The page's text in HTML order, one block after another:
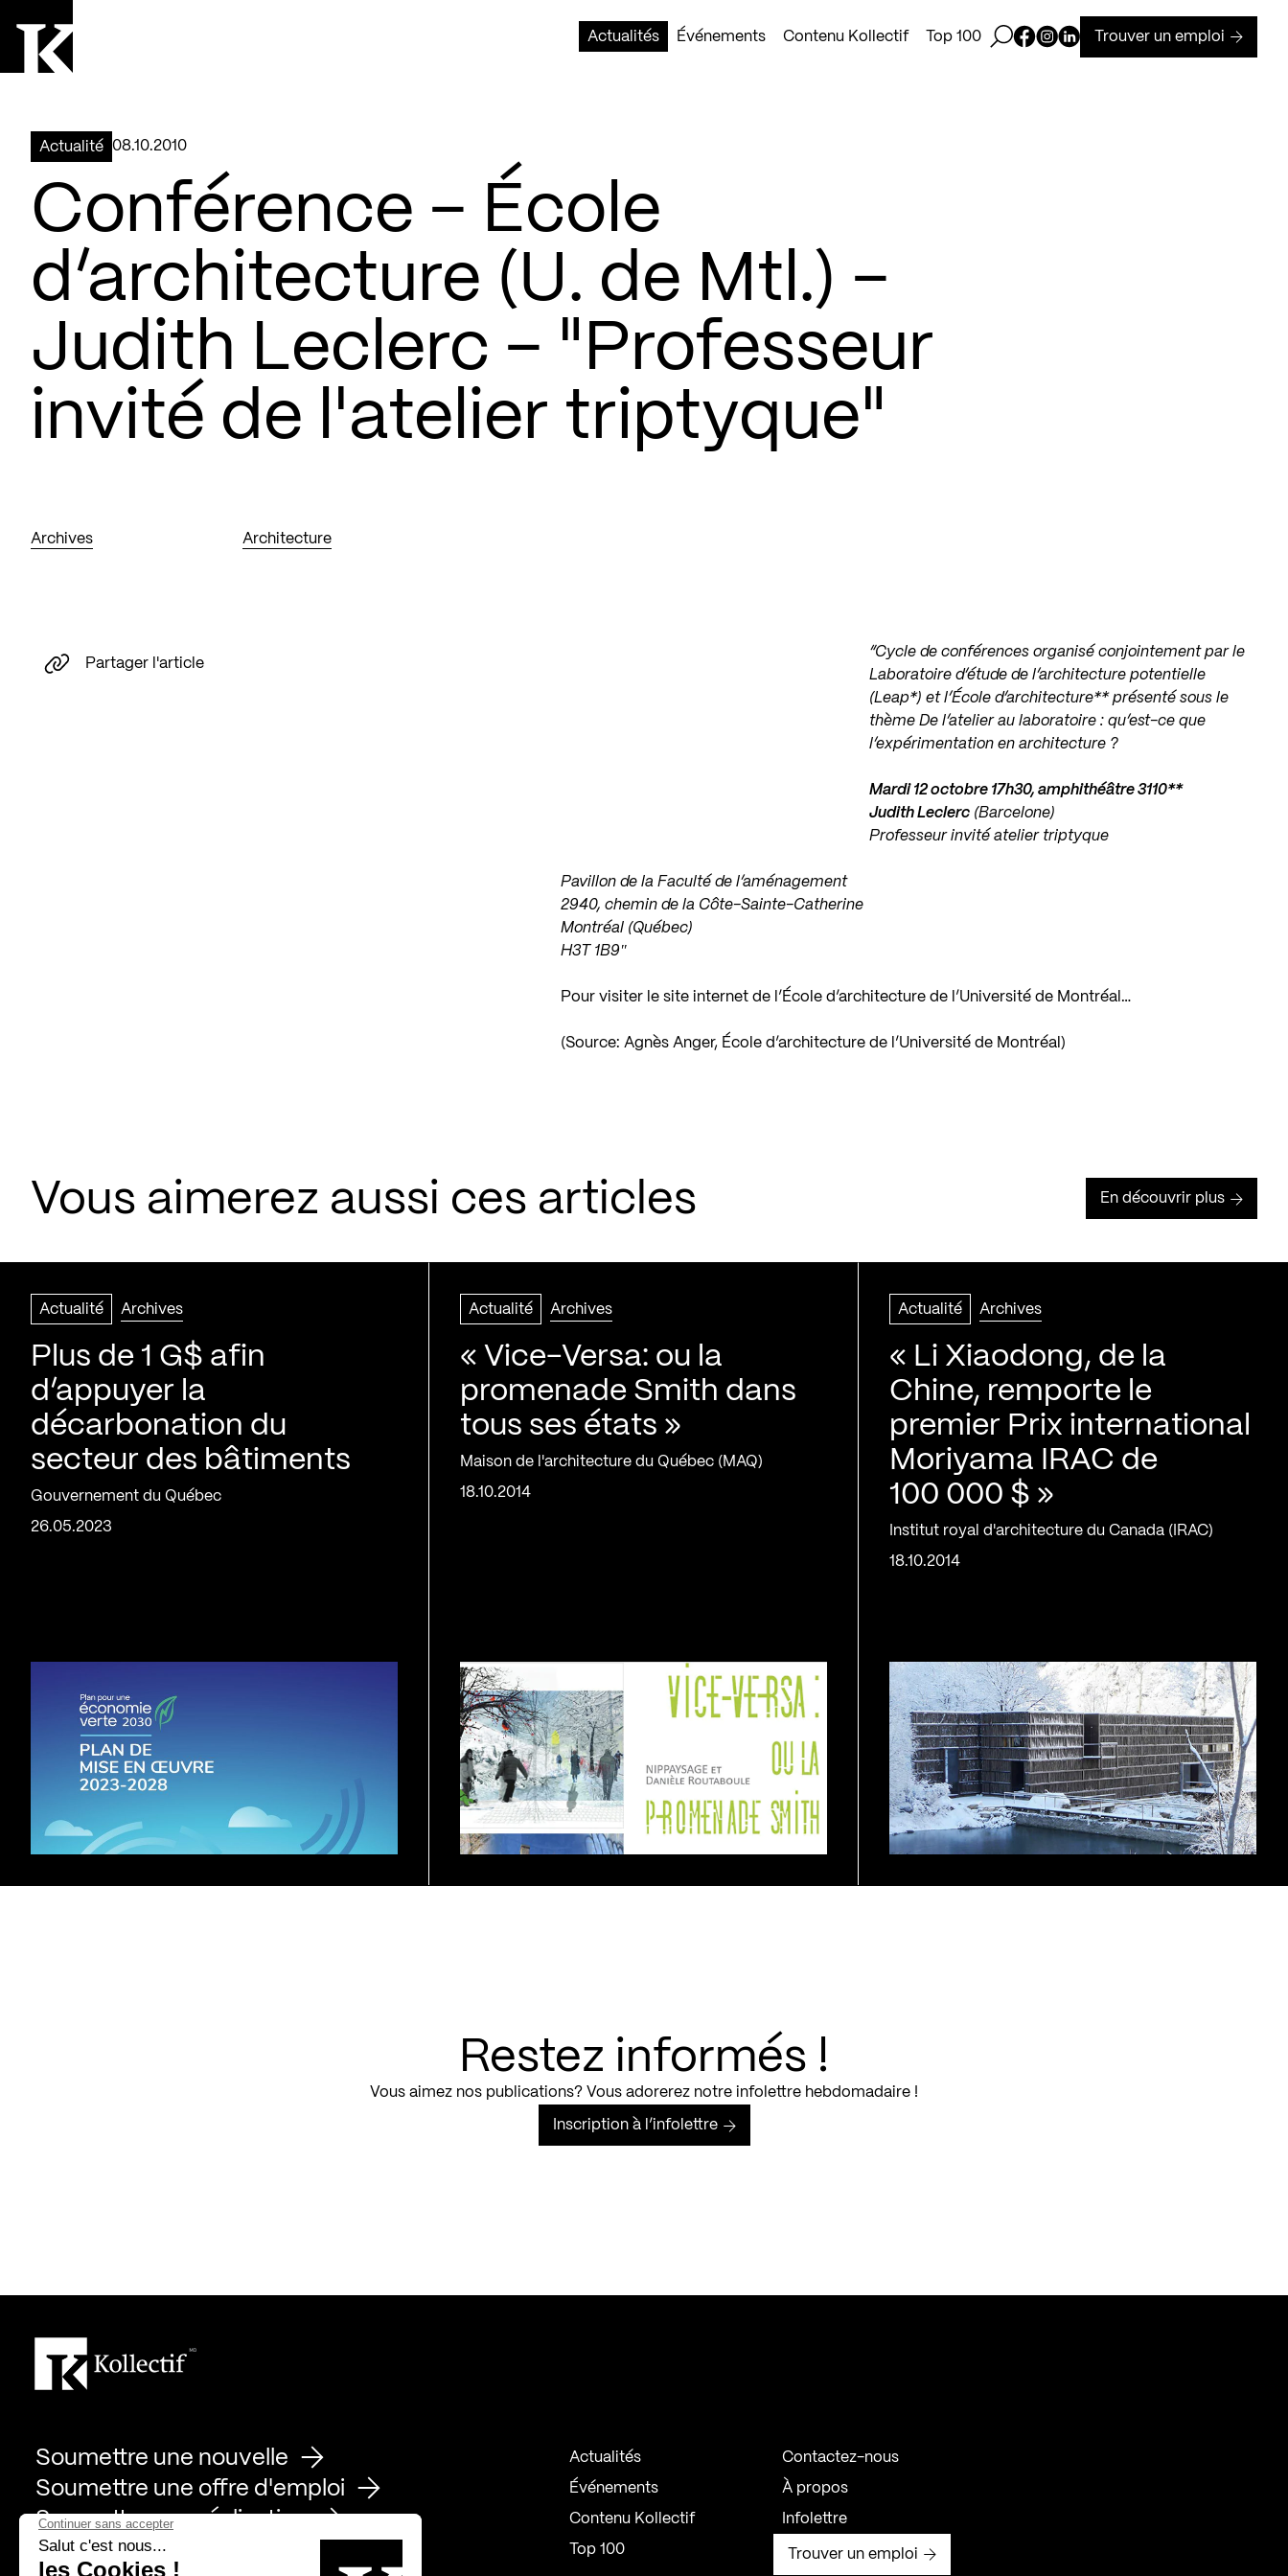
Actualités
Événements Contenu Kollectif Top 100 Ouvrir la barre de recherche
Page Facebook de Kollectif
Page Instagram de Kollectif
Page Linkedin de Kollectif
Trouver un emploi
Actualité 08.10.2010
Conférence – École
d’architecture (U. de Mtl.) –
Judith Leclerc – "Professeur
invité de l'atelier triptyque"
Archives Architecture
“Cycle de conférences organisé conjointement par le
Laboratoire d’étude de l’architecture potentielle
(Leap*) et l’École d’architecture** présenté sous le
thèmeDe l’atelier au laboratoire : qu’est-ce que
l’expérimentation en architecture ?
Mardi 12 octobre 17h30, amphithéâtre 3110**
Judith Leclerc (Barcelone)
Professeur invité atelier triptyque
Pavillon de la Faculté de l’aménagement
2940, chemin de la Côte-Sainte-Catherine
Montréal (Québec)
H3T 1B9″
Pour visiter le site internet de l’École d’architecture de l’Université de Montréal…
(Source: Agnès Anger, École d’architecture de l’Université de Montréal)
Partager l'article
Vous aimerez aussi ces articles En découvrir plus
Actualité Archives
Plus de 1 G$ afin
d’appuyer la
décarbonation du
secteur des bâtiments
Gouvernement du Québec
26.05.2023
Actualité Archives
« Vice-Versa: ou la
promenade Smith dans
tous ses états »
Maison de l'architecture du Québec (MAQ)
18.10.2014
Actualité Archives
« Li Xiaodong, de la
Chine, remporte le
premier Prix international
Moriyama IRAC de
100 000 $ »
Institut royal d'architecture du Canada (IRAC)
18.10.2014
Restez informés !
Vous aimez nos publications? Vous adorerez notre infolettre hebdomadaire !
Inscription à l’infolettre
Soumettre une nouvelle
Soumettre une offre d'emploi
Soumettre une réalisation
Actualités
Événements
Contenu Kollectif
Top 100
Contactez-nous
À propos
Infolettre
Trouver un emploi